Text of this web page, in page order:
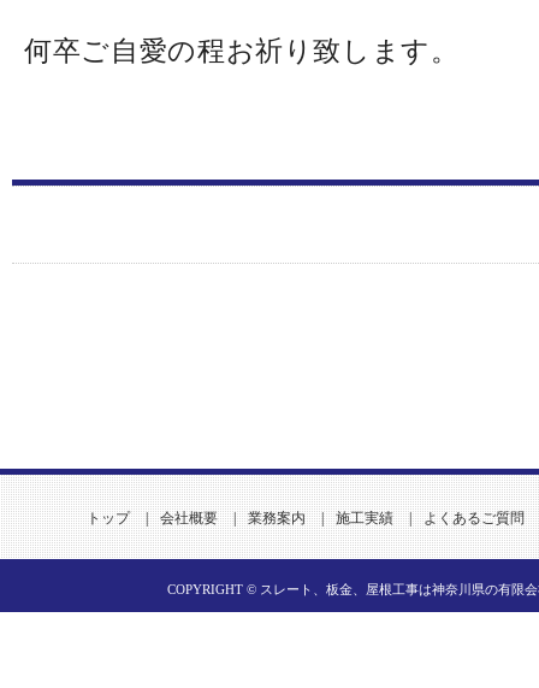
何卒ご自愛の程お祈り致します。
トップ | 会社概要 | 業務案内 | 施工実績 | よくあるご質問
COPYRIGHT © スレート、板金、屋根工事は神奈川県の有限